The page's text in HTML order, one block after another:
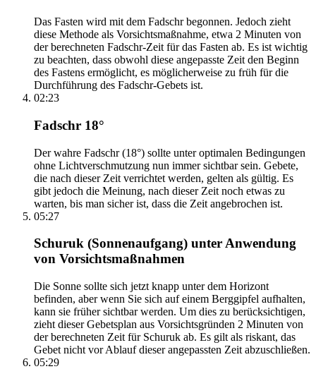
Das Fasten wird mit dem Fadschr begonnen. Jedoch zieht
diese Methode als Vorsichtsmaßnahme, etwa 2 Minuten von
der berechneten Fadschr-Zeit für das Fasten ab. Es ist wichtig
zu beachten, dass obwohl diese angepasste Zeit den Beginn
des Fastens ermöglicht, es möglicherweise zu früh für die
Durchführung des Fadschr-Gebets ist.
02:23
Fadschr 18°
Der wahre Fadschr (18°) sollte unter optimalen Bedingungen
ohne Lichtverschmutzung nun immer sichtbar sein. Gebete,
die nach dieser Zeit verrichtet werden, gelten als gültig. Es
gibt jedoch die Meinung, nach dieser Zeit noch etwas zu
warten, bis man sicher ist, dass die Zeit angebrochen ist.
05:27
Schuruk (Sonnenaufgang) unter Anwendung
von Vorsichtsmaßnahmen
Die Sonne sollte sich jetzt knapp unter dem Horizont
befinden, aber wenn Sie sich auf einem Berggipfel aufhalten,
kann sie früher sichtbar werden. Um dies zu berücksichtigen,
zieht dieser Gebetsplan aus Vorsichtsgründen 2 Minuten von
der berechneten Zeit für Schuruk ab. Es gilt als riskant, das
Gebet nicht vor Ablauf dieser angepassten Zeit abzuschließen.
05:29